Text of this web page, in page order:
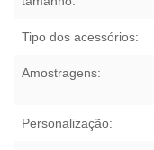
Tipo dos acessórios:
Amostragens:
Personalização: